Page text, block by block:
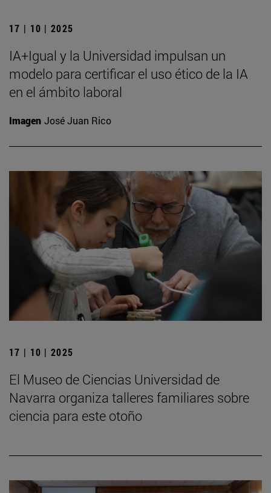
17 | 10 | 2025
IA+Igual y la Universidad impulsan un
modelo para certificar el uso ético de la IA
en el ámbito laboral
Imagen José Juan Rico
17 | 10 | 2025
El Museo de Ciencias Universidad de
Navarra organiza talleres familiares sobre
ciencia para este otoño